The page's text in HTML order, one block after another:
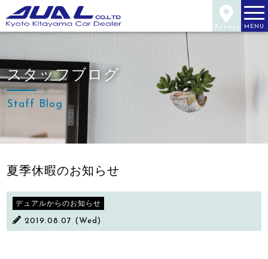
Access MENU
スタッフブログ
Staff Blog
夏季休暇のお知らせ
デュアルからのお知らせ
2019.08.07 (Wed)